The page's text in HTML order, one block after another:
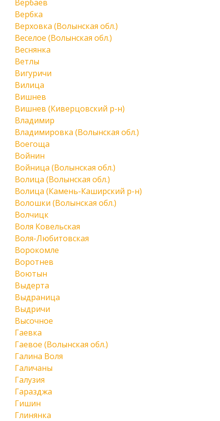
Вербаев
Вербка
Верховка (Волынская обл.)
Веселое (Волынская обл.)
Веснянка
Ветлы
Вигуричи
Вилица
Вишнев
Вишнев (Киверцовский р-н)
Владимир
Владимировка (Волынская обл.)
Воегоща
Войнин
Войница (Волынская обл.)
Волица (Волынская обл.)
Волица (Камень-Каширский р-н)
Волошки (Волынская обл.)
Волчицк
Воля Ковельская
Воля-Любитовская
Ворокомле
Воротнев
Воютын
Выдерта
Выдраница
Выдричи
Высочное
Гаевка
Гаевое (Волынская обл.)
Галина Воля
Галичаны
Галузия
Гаразджа
Гишин
Глинянка